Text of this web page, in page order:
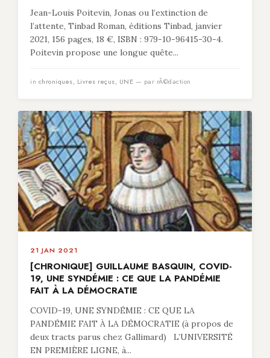
Jean-Louis Poitevin, Jonas ou l’extinction de
l’attente, Tinbad Roman, éditions Tinbad, janvier
2021, 156 pages, 18 €, ISBN : 979-10-96415-30-4.
Poitevin propose une longue quête...
in chroniques, Livres reçus, UNE — par rÃ©daction
21 JAN 2021
[CHRONIQUE] GUILLAUME BASQUIN, COVID-
19, UNE SYNDÉMIE : CE QUE LA PANDÉMIE
FAIT À LA DÉMOCRATIE
COVID-19, UNE SYNDÉMIE : CE QUE LA
PANDÉMIE FAIT À LA DÉMOCRATIE (à propos de
deux tracts parus chez Gallimard) L’UNIVERSITÉ
EN PREMIÈRE LIGNE, à...